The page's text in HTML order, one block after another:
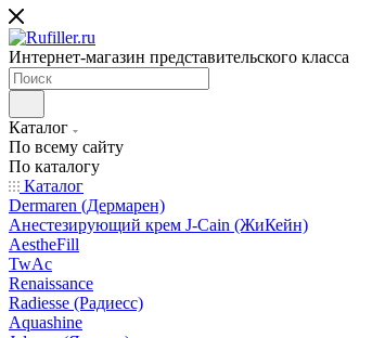
Интернет-магазин представительского класса
Каталог
По всему сайту
По каталогу
Каталог
Dermaren (Дермарен)
Анестезирующий крем J-Cain (ЖиКейн)
AestheFill
TwAc
Renaissance
Radiesse (Радиесс)
Aquashine